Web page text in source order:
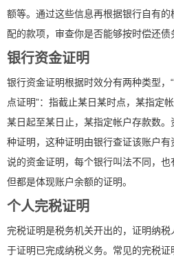
额等。通过这些信息再根据银行自有
配的款项，审查你是否能够按时偿还债
银行资金证明
银行资金证明根据时效分有两种类型，
点证明”：指截止某日某时点，某指定
某日起至某日止，某指定帐户存款数
种证明，这种证明由银行查证该账户
说的资金证明，每个银行叫法不同，也
但都是体现账户余额的证明。
个人完税证明
完税证明是税务机关开出的，证明纳
于证明已完成纳税义务。常见的完税